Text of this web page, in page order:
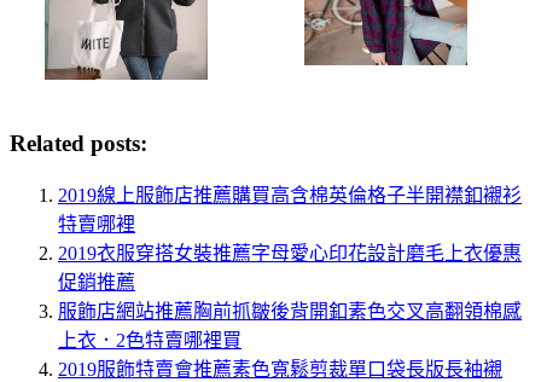
Related posts:
2019線上服飾店推薦購買高含棉英倫格子半開襟釦襯衫
特賣哪裡
2019衣服穿搭女裝推薦字母愛心印花設計磨毛上衣優惠
促銷推薦
服飾店網站推薦胸前抓皺後背開釦素色交叉高翻領棉感
上衣．2色特賣哪裡買
2019服飾特賣會推薦素色寬鬆剪裁單口袋長版長袖襯